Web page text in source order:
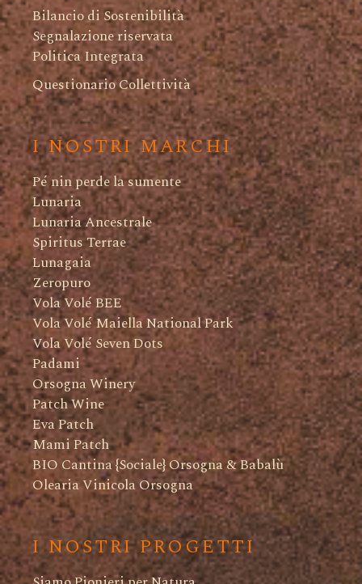
Bilancio di Sostenibilità
Segnalazione riservata
Politica Integrata
Questionario Collettività
I NOSTRI MARCHI
Pé nin perde la sumente
Lunaria
Lunaria Ancestrale
Spiritus Terrae
Lunagaia
Zeropuro
Vola Volé BEE
Vola Volé Maiella National Park
Vola Volé Seven Dots
Padami
Orsogna Winery
Patch Wine
Eva Patch
Mami Patch
BIO Cantina {Sociale} Orsogna & Babalù
Olearia Vinicola Orsogna
I NOSTRI PROGETTI